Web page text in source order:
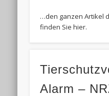
…den ganzen Artikel
finden Sie hier.
Alarm –